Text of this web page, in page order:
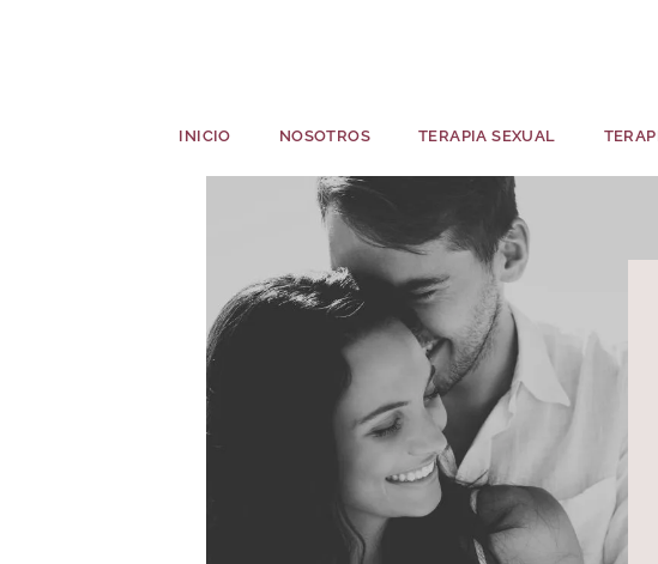
INICIO NOSOTROS TERAPIA SEXUAL